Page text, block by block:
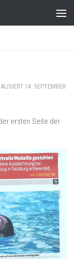
14. SEPTEMBER
ersten Seite der